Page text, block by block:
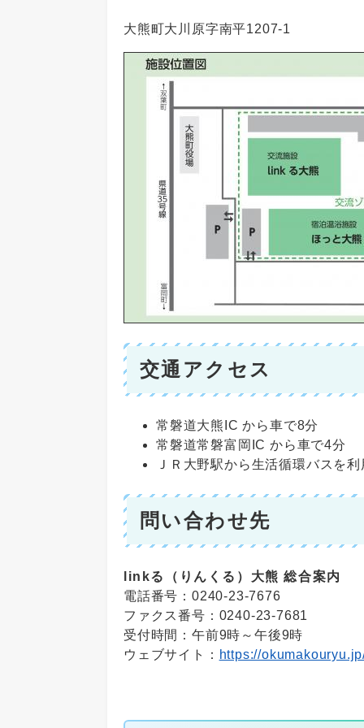
大熊町大川原字南平1207-1
交通アクセス
常磐道大熊IC から車で8分
常磐道常磐富岡IC から車で4分
ＪＲ大野駅から生活循環バスを
問い合わせ先
linkる（りんくる）大熊 総合案内
電話番号：0240-23-7676
ファクス番号：0240-23-7681
受付時間：午前9時～午後9時
ウェブサイト： https://